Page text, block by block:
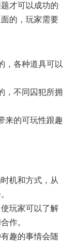
才可以成功的
的，玩家需要
，各种道具可以
，不同囚犯所拥
来的可玩性跟趣
机和方式，从
玩家可以了解
作。
趣的事情会随